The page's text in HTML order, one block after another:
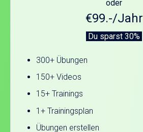
oder
€99.-/Jahr
Du sparst 30%
300+ Übungen
150+ Videos
15+ Trainings
1+ Trainingsplan
Übungen erstellen